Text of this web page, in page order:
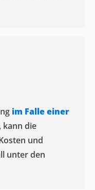
im Falle einer
kann die
und
unter den